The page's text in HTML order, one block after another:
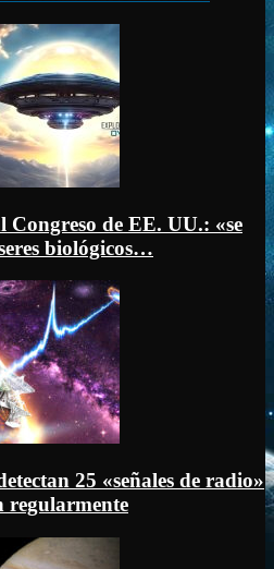
Congreso de EE. UU.: «se
biológicos…
25 «señales de radio»
regularmente